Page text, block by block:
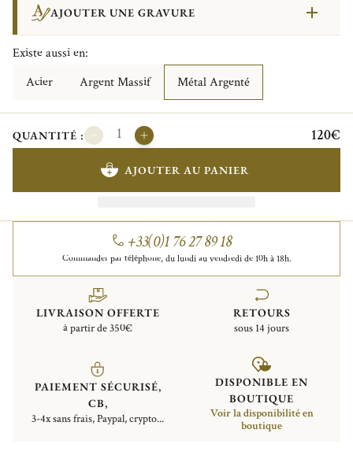
AJOUTER UNE GRAVURE
Existe aussi en:
Acier
Argent Massif Métal Argenté
QUANTITÉ : 120€
AJOUTER AU PANIER
+33(0)1 76 27 89 18
Commander par téléphone, du lundi au vendredi de 10h à 18h.
LIVRAISON OFFERTE
à partir de 350€
RETOURS
sous 14 jours
PAIEMENT SÉCURISÉ,
CB,
3-4x sans frais, Paypal, crypto...
DISPONIBLE EN
BOUTIQUE
Voir la disponibilité en
boutique